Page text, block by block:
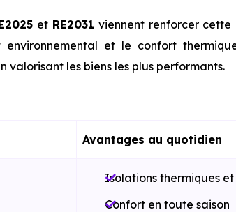
et RE2031 viennent renforcer
environnemental et le confort
valorisant les biens les plus performants.
Avantages au quotidien
Isolations thermiques
Confort en toute saison